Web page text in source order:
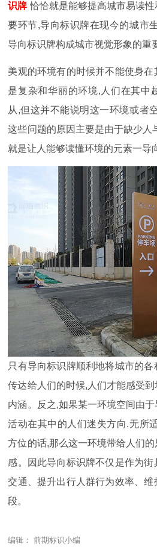
识牌 恰恰就是能够提高城市易读
要环节,导向标识牌在现今的城市
导向标识牌构成城市视觉形象的重
美观的环境有的时候并不能使身
是复杂和华丽的环境,人们在其中
从,但这并不能说明这一环境或者
这些问题的原因主要是由于缺少人
就是让人能够读懂环境的元素一导
只有导向标识牌顺利地将城市的
传达给人们的时候,人们才能感受
内涵。反之,如果某一环境空间由
活动在其中的人们迷失方向.无所
方位的话,那么这一环境带给人们
感。因此导向标识牌不仅是作为
交通、提升出行人群行为效率、
段。
编辑： 前期标识小编